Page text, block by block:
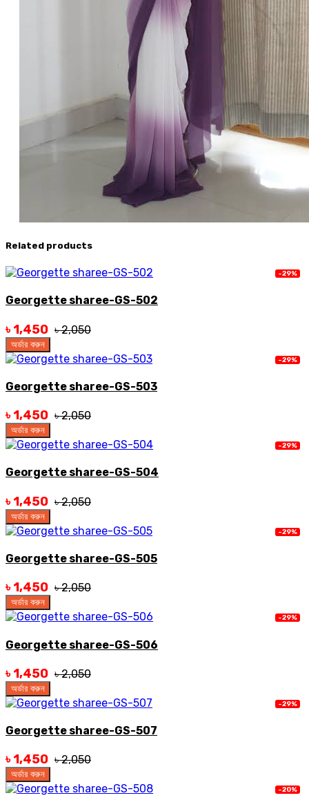
Related products
-29%
Georgette sharee-GS-502
৳ 1,450 ৳ 2,050
অর্ডার করুন
-29%
Georgette sharee-GS-503
৳ 1,450 ৳ 2,050
অর্ডার করুন
-29%
Georgette sharee-GS-504
৳ 1,450 ৳ 2,050
অর্ডার করুন
-29%
Georgette sharee-GS-505
৳ 1,450 ৳ 2,050
অর্ডার করুন
-29%
Georgette sharee-GS-506
৳ 1,450 ৳ 2,050
অর্ডার করুন
-29%
Georgette sharee-GS-507
৳ 1,450 ৳ 2,050
অর্ডার করুন
-20%